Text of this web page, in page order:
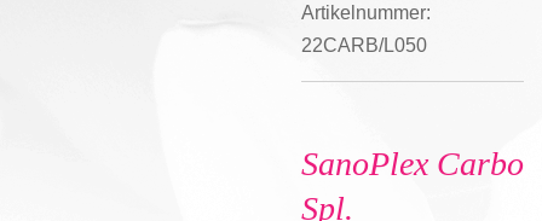
Artikelnummer:
22CARB/L050
SanoPlex Carbo
Spl.